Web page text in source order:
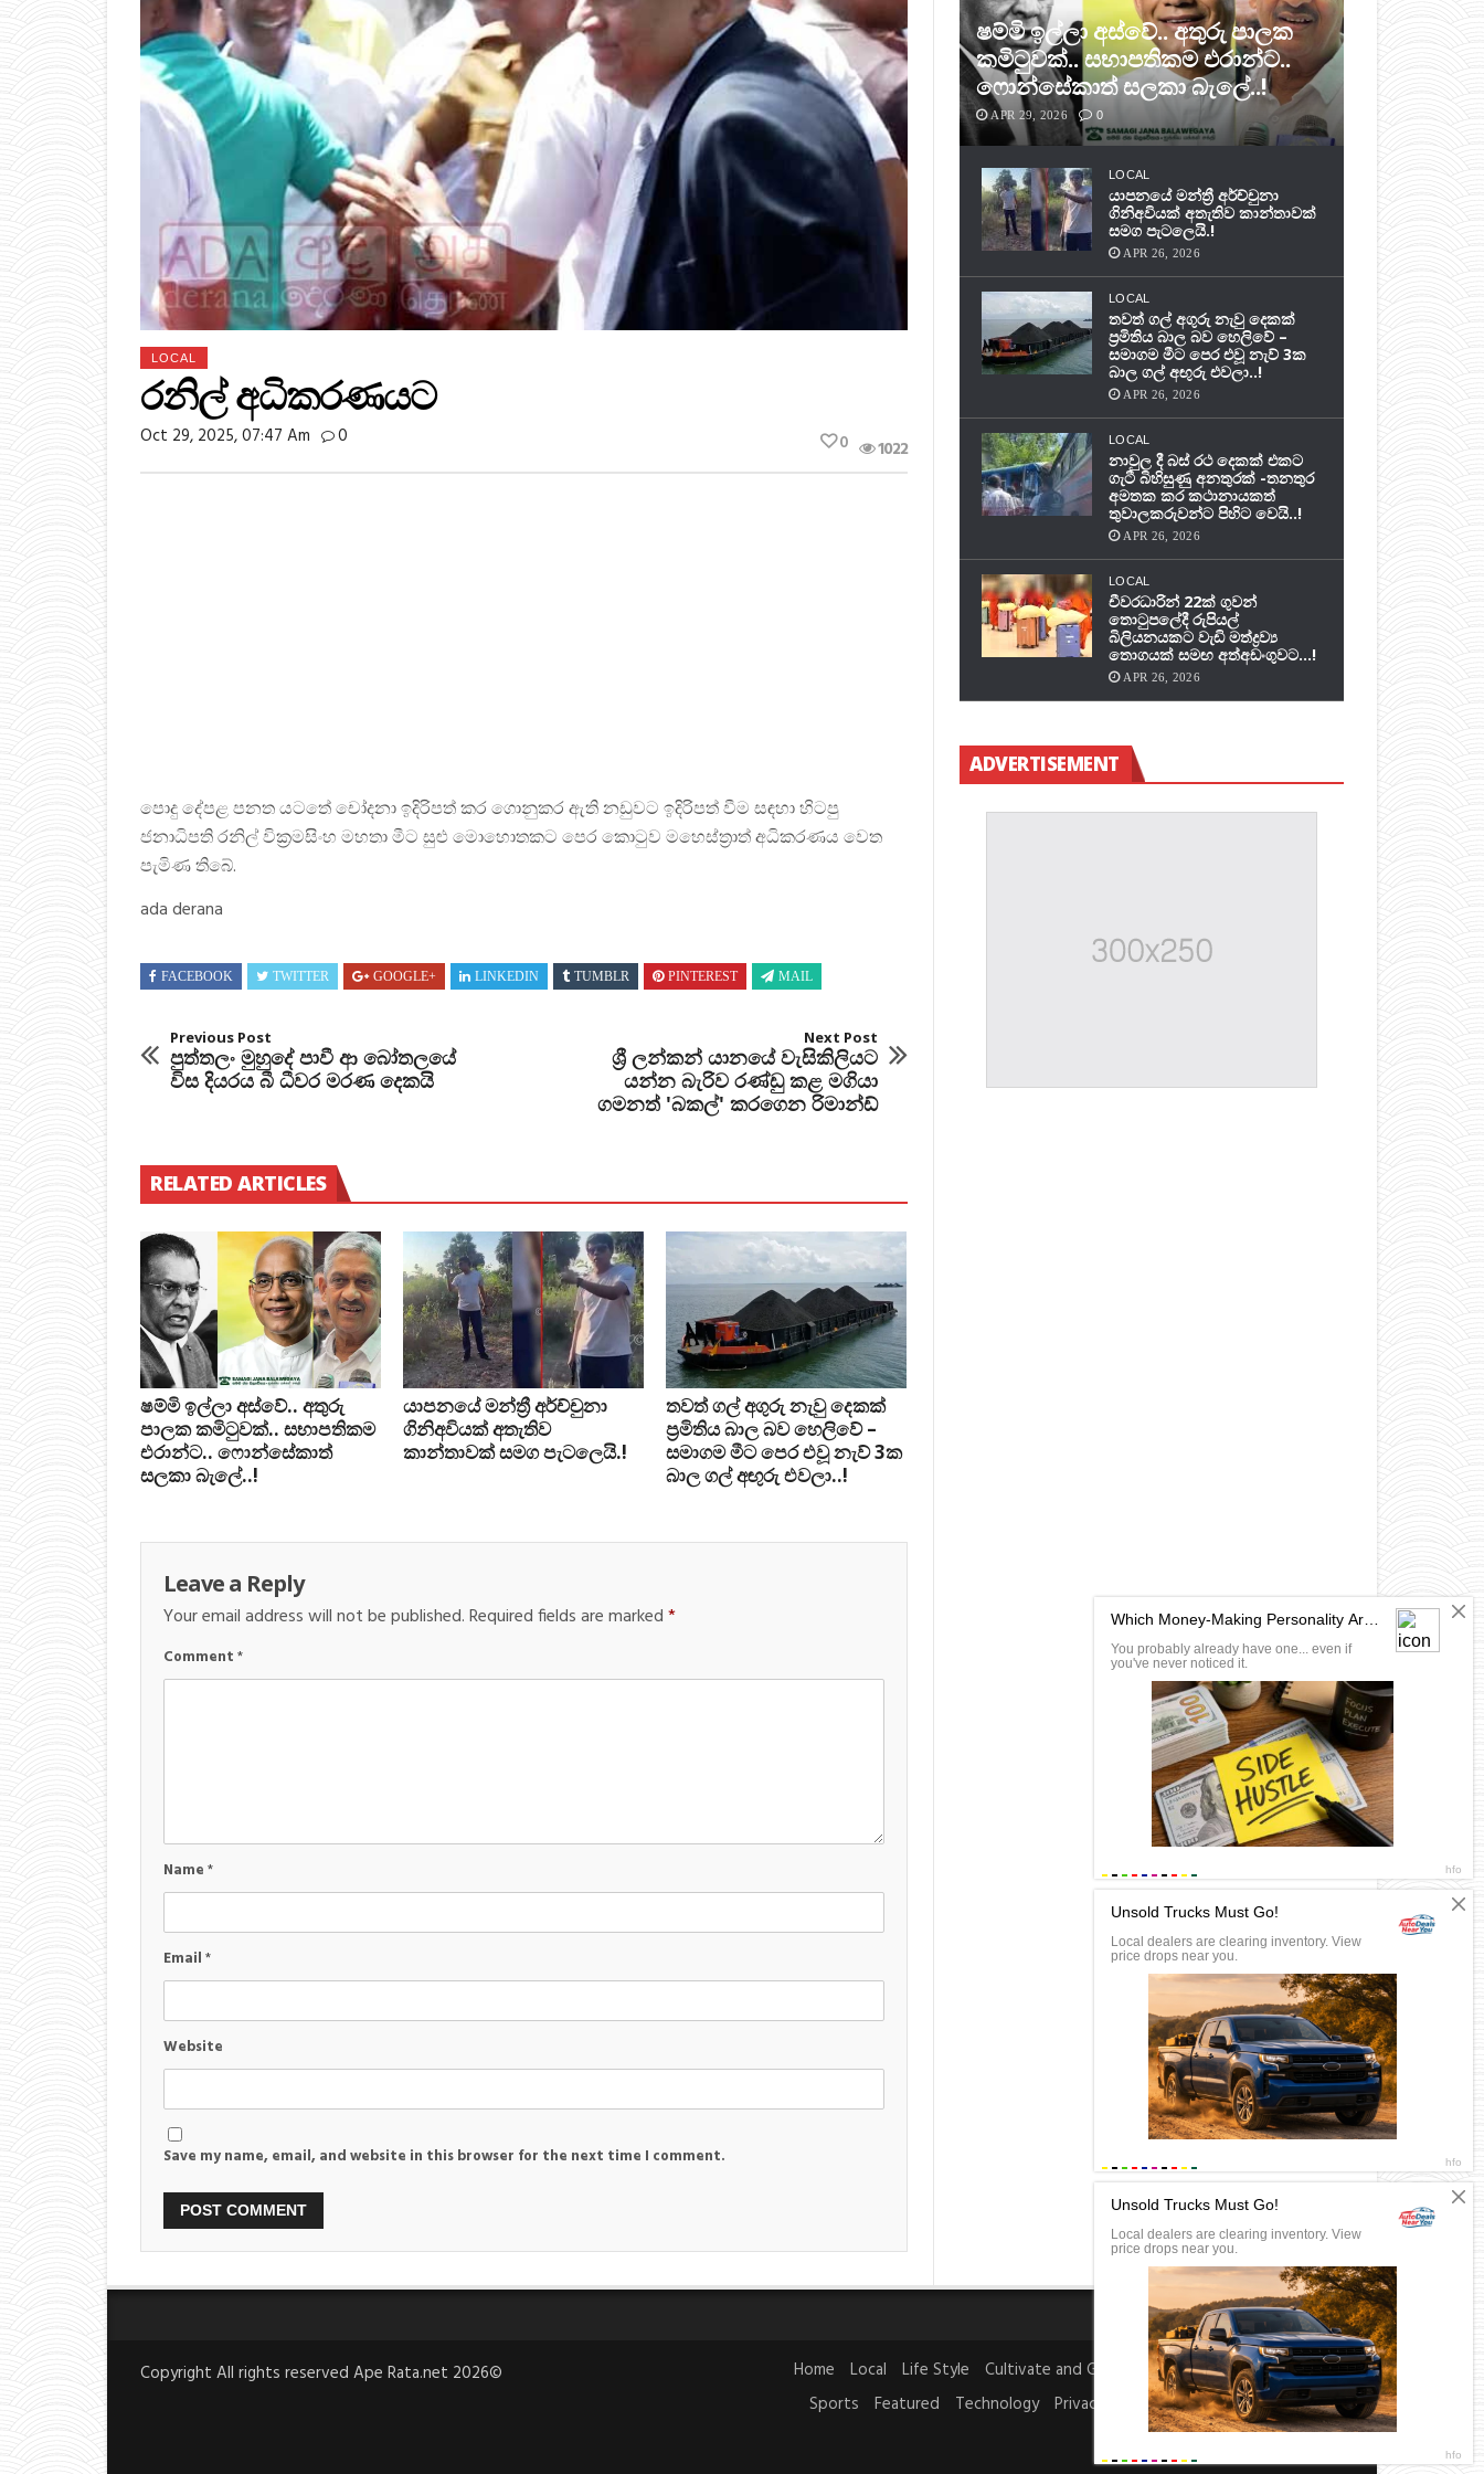
LOCAL
රනිල් අධිකරණයට
Oct 29, 2025, 07:47 Am 0 1022
0
පොදු දේපළ පනත යටතේ චෝදනා ඉදිරිපත් කර ගොනුකර ඇති නඩුවට ඉදිරිපත් වීම සඳහා හිටපු
ජනාධිපති රනිල් වික්‍රමසිංහ මහතා මීට සුළු මොහොතකට පෙර කොටුව මහෙස්ත්‍රාත් අධිකරණය වෙත
පැමිණ තිබේ.
ada derana
FACEBOOK TWITTER GOOGLE+ LINKEDIN TUMBLR PINTEREST MAIL
Previous Post
පුත්තලං මුහුදේ පාවී ආ බෝතලයේ
විස දියරය බී ධීවර මරණ දෙකයි
Next Post
ශ්‍රී ලන්කන් යානයේ වැසිකිලියට
යන්න බැරිව රණ්ඩු කළ මගියා
ගමනත් 'බකල්' කරගෙන රිමාන්ඩ්
RELATED ARTICLES
ෂම්මි ඉල්ලා අස්වේ.. අතුරු
පාලක කමිටුවක්.. සභාපතිකම
එරාන්ට.. ෆොන්සේකාත්
සලකා බැලේ..!
යාපනයේ මන්ත්‍රී අර්ච්චුනා
ගිනිඅවියක් අතැතිව
කාන්තාවක් සමග පැටලෙයි.!
තවත් ගල් අගුරු නැවු දෙකක්
ප‍්‍රමිතිය බාල බව හෙලිවේ –
සමාගම මීට පෙර එවූ නැව් 3ක
බාල ගල් අඟුරු එවලා..!
Leave a Reply
Your email address will not be published.Required fields are marked*
Comment*
Name*
Email*
Website
Save my name, email, and website in this browser for the next time I comment.
ෂම්මි ඉල්ලා අස්වේ.. අතුරු පාලක
කමිටුවක්.. සභාපතිකම එරාන්ට..
ෆොන්සේකාත් සලකා බැලේ..!
APR 29, 2026 0
LOCAL
යාපනයේ මන්ත්‍රී අර්ච්චුනා
ගිනිඅවියක් අතැතිව කාන්තාවක්
සමග පැටලෙයි.!
APR 26, 2026
LOCAL
තවත් ගල් අගුරු නැවු දෙකක්
ප‍්‍රමිතිය බාල බව හෙලිවේ –
සමාගම මීට පෙර එවූ නැව් 3ක
බාල ගල් අඟුරු එවලා..!
APR 26, 2026
LOCAL
නාවුල දී බස් රථ දෙකක් එකට
ගැටී බිහිසුණු අනතුරක් -තනතුර
අමතක කර කථානායකත්
තුවාලකරුවන්ට පිහිට වෙයි..!
APR 26, 2026
LOCAL
චීවරධාරින් 22ක් ගුවන්
තොටුපලේදී රුපියල්
බිලියනයකට වැඩි මත්ද්‍රව්‍ය
තොගයක් සමඟ අත්අඩංගුවට…!
APR 26, 2026
ADVERTISEMENT
Copyright All rights reserved Ape Rata.net 2026© Home Local Life Style Cultivate and Gardening World Entertainment
Sports
Featured Technology Privacy Policy Ethics Policy About Us
Objective